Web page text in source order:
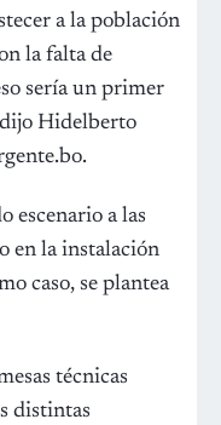
a la población
la falta de
sería un primer
dijo Hidelberto
escenario a las
en la instalación
caso, se plantea
técnicas
distintas